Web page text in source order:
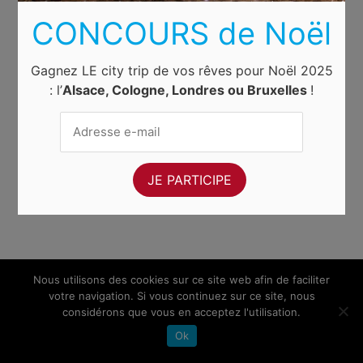
Nous utilisons des cookies sur ce site web afin de faciliter
votre navigation. Si vous continuez sur ce site, nous
considérons que vous en acceptez l'utilisation.
Ok
CONCOURS de Noël
Gagnez LE city trip de vos rêves pour Noël 2025
: l’Alsace, Cologne, Londres ou Bruxelles !